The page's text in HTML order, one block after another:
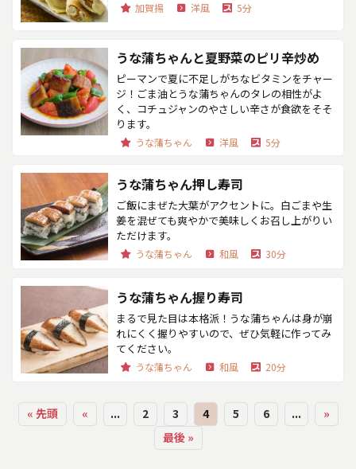
加賀揚 洋風 5分
うな蒲ちゃんと夏野菜のピリ辛炒め
ピーマンで夏に不足しがちなビタミンをチャー
ジ！ごま油とうな蒲ちゃんのタレの相性がよ
く、コチュジャンのやさしい辛さが食欲をそそ
ります。
うな蒲ちゃん 洋風 5分
うな蒲ちゃん押し寿司
ご飯にまぜた大葉がアクセントに。白ごまや生
姜を混ぜても爽やかで美味しくお召し上がりい
ただけます。
うな蒲ちゃん 和風 30分
うな蒲ちゃん握り寿司
まるで見た目は本格派！うな蒲ちゃんは身が崩
れにくく握りやすいので、ぜひ気軽に作ってみ
てください。
うな蒲ちゃん 和風 20分
« 先頭 « ... 2 3 4 5 6 ...
»
最後 »